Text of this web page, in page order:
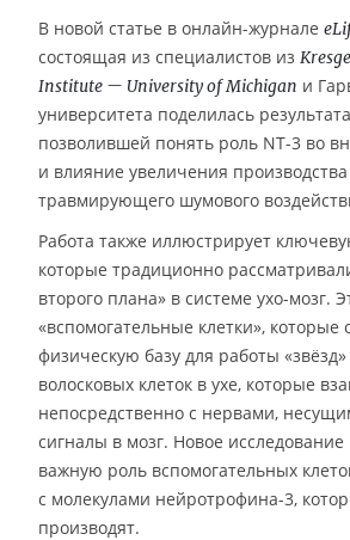
В новой статье в онлайн-журнале
состоящая из специалистов из
Institute — University of Michigan и
университета поделилась
позволившей понять роль NT-3 во
и влияние увеличения
травмирующего шумового
Работа также иллюстрирует
которые традиционно
второго плана» в системе ухо-мозг.
«вспомогательные клетки», которые
физическую базу для работы
волосковых клеток в ухе, которые
непосредственно с нервами,
сигналы в мозг. Новое
важную роль вспомогательных
с молекулами нейротрофина-3,
производят.